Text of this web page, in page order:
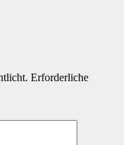
Erforderliche